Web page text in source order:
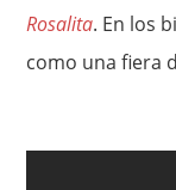
Rosalita. En los
como una fiera